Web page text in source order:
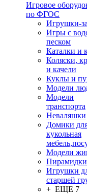
Игровое
по ФГОС
Игрушки-
Игры с
песком
Каталки и
Коляски,
и качели
Куклы и
Модели
Модели
транспорта
Неваляшки
Домики
кукольная
Модели
Пирамидки
Игрушки
старшей
+ ЕЩЕ 7